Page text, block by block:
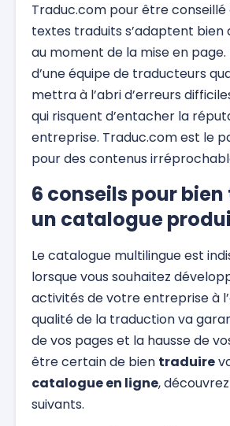
Traduc.com pour être conseillé
textes traduits s’adaptent bien
au moment de la mise en page.
d’une équipe de traducteurs
mettra à l’abri d’erreurs
qui risquent d’entacher la
entreprise. Traduc.com est le
pour des contenus
6 conseils pour
un catalogue
Le catalogue multilingue est
lorsque vous souhaitez
activités de votre entreprise à
qualité de la traduction va
de vos pages et la hausse de
être certain de bien traduire
catalogue en ligne,
suivants.